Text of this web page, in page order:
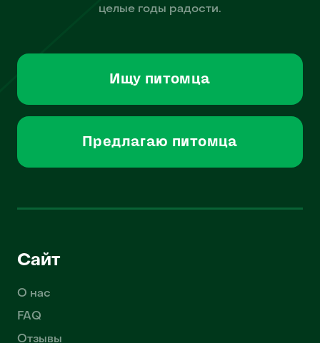
целые годы радости.
Ищу питомца
Предлагаю питомца
Сайт
О нас
FAQ
Отзывы